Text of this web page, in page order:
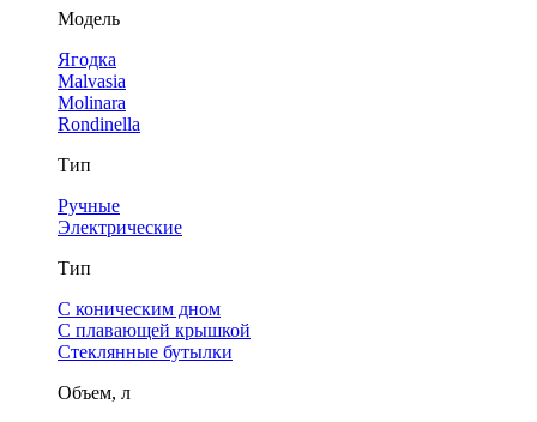
Модель
Ягодка
Malvasia
Molinara
Rondinella
Тип
Ручные
Электрические
Тип
С коническим дном
С плавающей крышкой
Стеклянные бутылки
Объем, л